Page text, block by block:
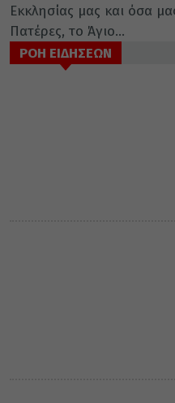
Εκκλησίας μας και όσα
Πατέρες, το Άγιο...
ΡΟΗ ΕΙΔΗΣΕΩΝ